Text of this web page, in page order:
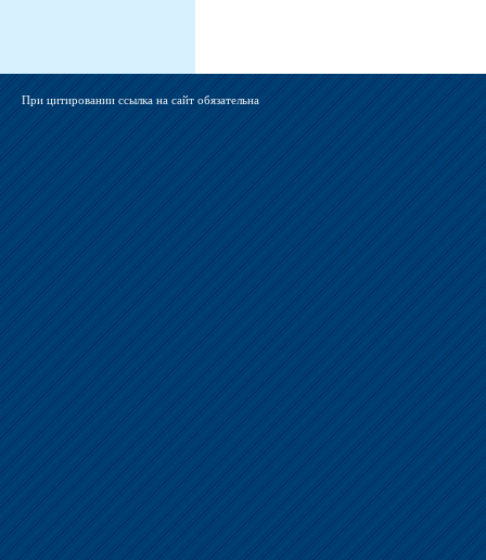
При цитировании ссылка на сайт обязательна